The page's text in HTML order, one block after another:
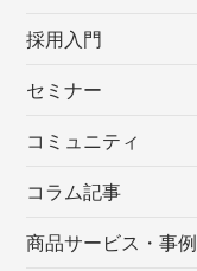
採⽤⼊⾨
セミナー
コミュニティ
コラム記事
商品サービス・事例